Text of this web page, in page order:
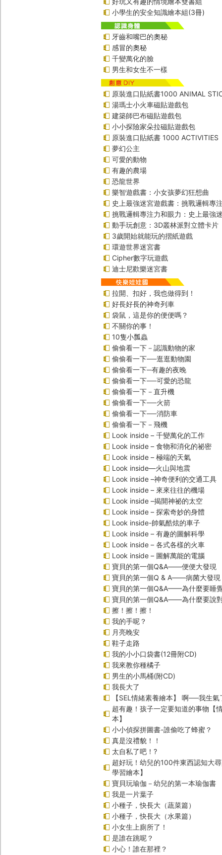
小學生的安全知識繪本組(3冊)
牙齒和嘴巴的奧秘
感冒的奧秘
千變萬化的臉
男生和女生不一樣
原裝進口貼紙書1000 ANIMAL
湯瑪士小火車磁貼遊戲包
建築師巴布磁貼遊戲包
小小探險家朵拉磁貼遊戲包
原裝進口貼紙書 1000 ACTIVITIES
夢幻公主
可愛的動物
有趣的農場
恐龍世界
樂智遊戲書：小女孩夢幻狂想曲
史上最強迷宮遊戲書：挑戰邏輯專
挑戰邏輯專注力和眼力：史上最強
動手玩創意：3D叢林派對立體卡片
3歲開始就能玩的摺紙遊戲
環遊世界迷宮書
Cipher數字玩遊戲
迪士尼歡樂迷宮書
拉開、扣好，我也做得到！
好長好長的神奇列車
袋鼠，這是你的便便嗎？
不關你的事！
10隻小瓢蟲
偷偷看一下－認識動物的家
偷偷看一下──逛逛動物園
偷偷看一下─有趣的夜晚
偷偷看一下──可愛的恐龍
偷偷看一下－直升機
偷偷看一下──火箭
偷偷看一下──消防車
偷偷看一下－飛機
Look inside – 千變萬化的工作
Look inside – 食物和消化的祕密
Look inside – 極端的天氣
Look inside—火山與地震
Look inside –神奇便利的交通工具
Look inside – 來來往往的機場
Look inside –揭開神祕的太空
Look inside – 探索奇妙的身體
Look inside-帥氣酷炫的車子
Look inside – 有趣的圖解科學
Look inside – 各式各樣的火車
Look inside – 圖解萬能的電腦
寶貝的第一個Q&A――便便大發現
寶貝的第一個Q & A――病菌大發現
寶貝的第一個Q&A——為什麼要睡
寶貝的第一個Q&A――為什麼要說
擦！擦！擦！
我的手呢？
月亮晚安
鞋子走路
我的小小口袋書(12冊附CD)
我來教你種橘子
男生的小馬桶(附CD)
我長大了
【SEL情緒素養繪本】 啊──我生
超有趣！孩子一定要知道的事物【
本】
小小偵探拼圖書-誰偷吃了蜂蜜？
真是沒禮貌！！
太自私了吧！?
超好玩！幼兒的100件東西認知大
學習繪本】
寶貝玩瑜伽－幼兒的第一本瑜伽書
我是一片葉子
小種子，快長大（蔬菜篇）
小種子，快長大（水果篇）
小女生上廁所了！
是誰在跳呢？
小心！誰在那裡？